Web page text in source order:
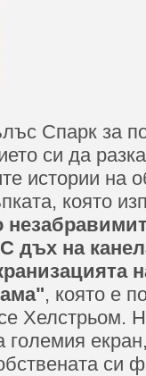
Спарк за
си да
истории на
която
дъх на
, която е
Хелстрьом.
големия
си